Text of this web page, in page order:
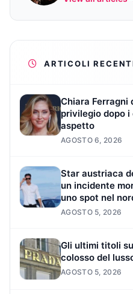
ARTICOLI
Chiara Ferragni
privilegio dopo
aspetto
AGOSTO 6, 2026
Star austriaca
un incidente
uno spot nel
AGOSTO 5, 2026
Gli ultimi titoli
colosso del
AGOSTO 5, 2026